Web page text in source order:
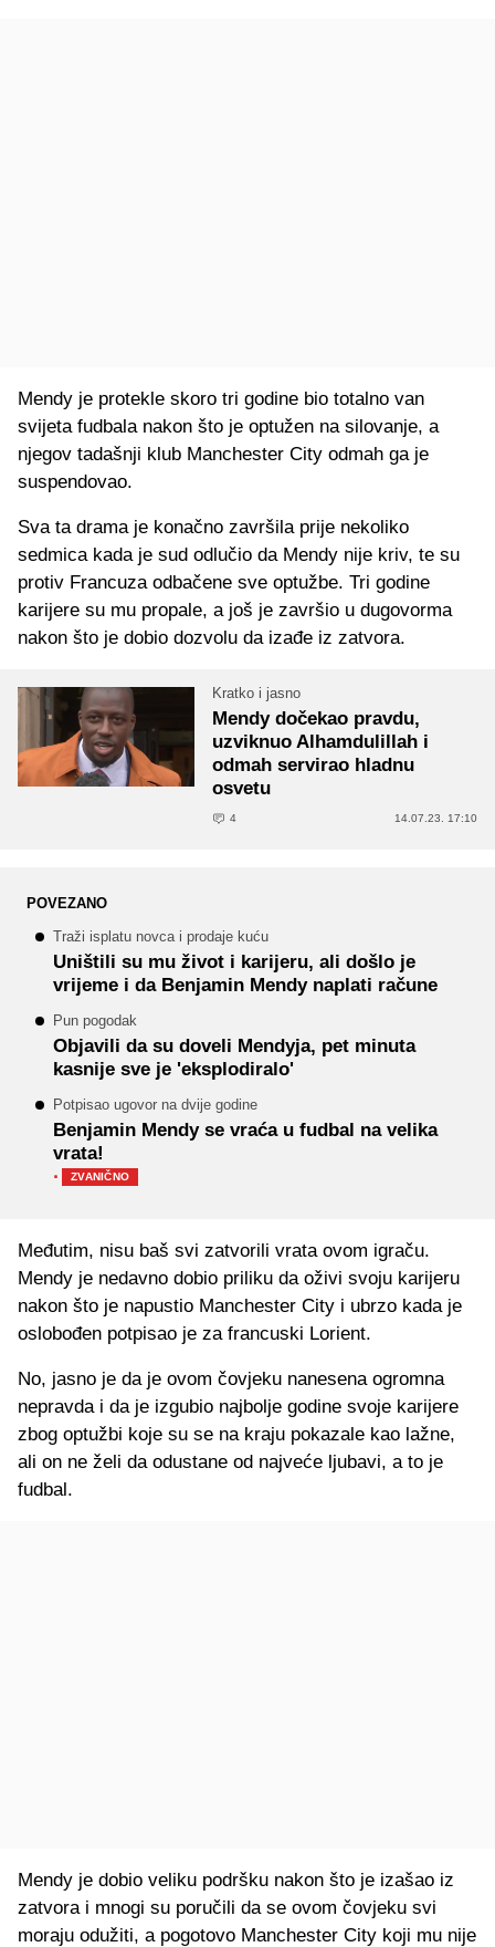
Mendy je protekle skoro tri godine bio totalno van
svijeta fudbala nakon što je optužen na silovanje, a
njegov tadašnji klub Manchester City odmah ga je
suspendovao.
Sva ta drama je konačno završila prije nekoliko
sedmica kada je sud odlučio da Mendy nije kriv, te su
protiv Francuza odbačene sve optužbe. Tri godine
karijere su mu propale, a još je završio u dugovorma
nakon što je dobio dozvolu da izađe iz zatvora.
Kratko i jasno
Mendy dočekao pravdu,
uzviknuo Alhamdulillah i
odmah servirao hladnu
osvetu
4 14.07.23. 17:10
POVEZANO
Traži isplatu novca i prodaje kuću
Uništili su mu život i karijeru, ali došlo je
vrijeme i da Benjamin Mendy naplati račune
Pun pogodak
Objavili da su doveli Mendyja, pet minuta
kasnije sve je 'eksplodiralo'
Potpisao ugovor na dvije godine
Benjamin Mendy se vraća u fudbal na velika
vrata!
· ZVANIČNO
Međutim, nisu baš svi zatvorili vrata ovom igraču.
Mendy je nedavno dobio priliku da oživi svoju karijeru
nakon što je napustio Manchester City i ubrzo kada je
oslobođen potpisao je za francuski Lorient.
No, jasno je da je ovom čovjeku nanesena ogromna
nepravda i da je izgubio najbolje godine svoje karijere
zbog optužbi koje su se na kraju pokazale kao lažne,
ali on ne želi da odustane od najveće ljubavi, a to je
fudbal.
Mendy je dobio veliku podršku nakon što je izašao iz
zatvora i mnogi su poručili da se ovom čovjeku svi
moraju odužiti, a pogotovo Manchester City koji mu nije